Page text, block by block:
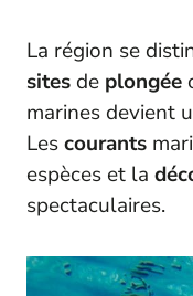
La région se
sites de plongée
marines devient
Lescourants
espèces et la
spectaculaires.